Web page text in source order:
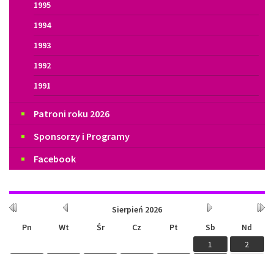
1995
1994
1993
1992
1991
Patroni roku 2026
Sponsorzy i Programy
Facebook
Kalendarium
Rok
Miesiąc
Sierpień 2026
Miesiąc
Rok
Pn Wt Śr Cz Pt Sb
Nd
1
2